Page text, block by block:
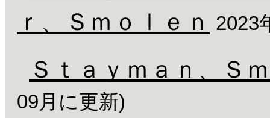
ｒ、Ｓｍｏｌｅｎ
2023
Ｓｔａｙｍａｎ、Ｓ
09月に更新)